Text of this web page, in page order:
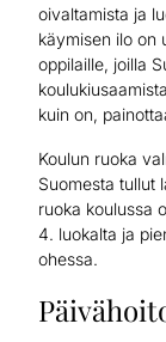
oivaltamista ja
käymisen ilo on
oppilaille, joilla
kuin on,
Koulun ruoka
Suomesta tullut
ruoka koulussa
4. luokalta ja
ohessa.